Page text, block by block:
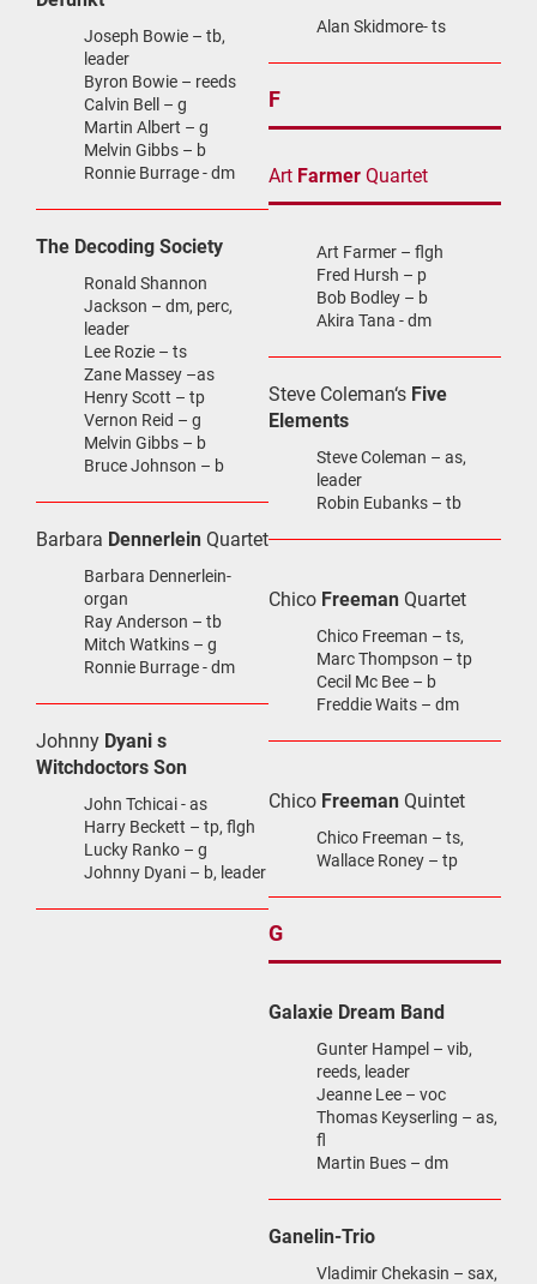
Joseph Bowie – tb,
leader
Byron Bowie – reeds
Calvin Bell – g
Martin Albert – g
Melvin Gibbs – b
Ronnie Burrage - dm
The Decoding Society
Ronald Shannon
Jackson – dm, perc,
leader
Lee Rozie – ts
Zane Massey –as
Henry Scott – tp
Vernon Reid – g
Melvin Gibbs – b
Bruce Johnson – b
Barbara Dennerlein Quartet
Barbara Dennerlein-
organ
Ray Anderson – tb
Mitch Watkins – g
Ronnie Burrage - dm
Johnny Dyani s
Witchdoctors Son
John Tchicai - as
Harry Beckett – tp, flgh
Lucky Ranko – g
Johnny Dyani – b, leader
Alan Skidmore- ts
F
Art Farmer Quartet
Art Farmer – flgh
Fred Hursh – p
Bob Bodley – b
Akira Tana - dm
Steve Coleman‘s Five
Elements
Steve Coleman – as,
leader
Robin Eubanks – tb
Chico Freeman Quartet
Chico Freeman – ts,
Marc Thompson – tp
Cecil Mc Bee – b
Freddie Waits – dm
Chico Freeman Quintet
Chico Freeman – ts,
Wallace Roney – tp
G
Galaxie Dream Band
Gunter Hampel – vib,
reeds, leader
Jeanne Lee – voc
Thomas Keyserling – as,
fl
Martin Bues – dm
Ganelin-Trio
Vladimir Chekasin – sax,